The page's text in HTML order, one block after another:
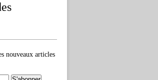
nouveaux articles